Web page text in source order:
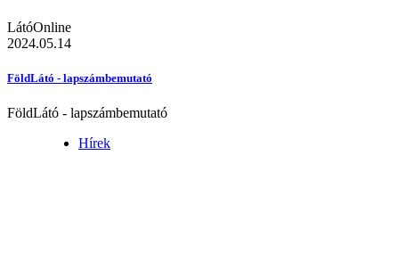
LátóOnline
2024.05.14
FöldLátó - lapszámbemutató
FöldLátó - lapszámbemutató
Hírek